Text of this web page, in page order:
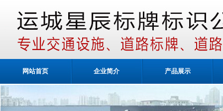
网站首页 企业简介 产品展示